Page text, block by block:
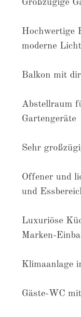
Großzügige
Hochwertige
moderne
Balkon mit
Abstellraum
Gartengeräte
Sehr
Offener und
und
Luxuriöse
Marken-
Klimaanlage
Gäste-WC